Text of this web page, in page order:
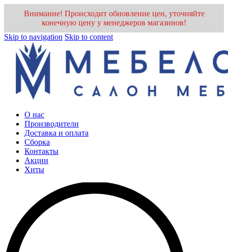
Внимание! Происходит обновление цен, уточняйте
конечную цену у менеджеров магазинов!
Skip to navigation Skip to content
О нас
Производители
Доставка и оплата
Cборка
Контакты
Акции
Хиты